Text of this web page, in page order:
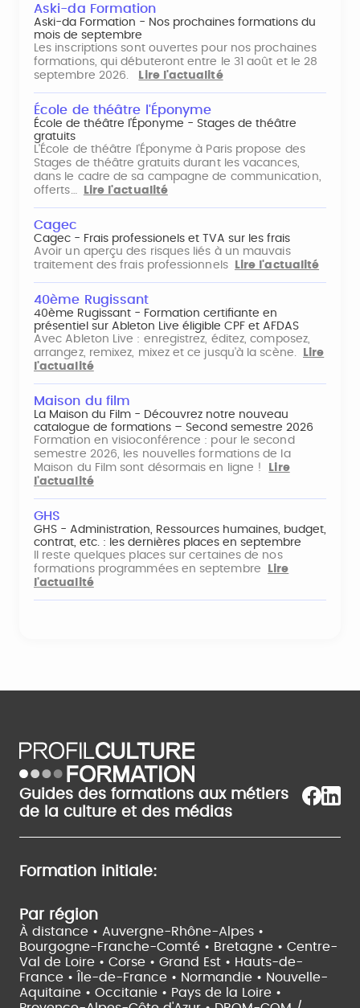
Aski-da Formation
Aski-da Formation - Nos prochaines formations du
mois de septembre
Les inscriptions sont ouvertes pour nos prochaines
formations, qui débuteront entre le 31 août et le 28
septembre 2026.
Lire l'actualité
École de théâtre l'Éponyme
École de théâtre l'Éponyme - Stages de théâtre
gratuits
L'École de théâtre l'Éponyme à Paris propose des
Stages de théâtre gratuits durant les vacances,
dans le cadre de sa campagne de communication,
offerts…
Lire l'actualité
Cagec
Cagec - Frais professionels et TVA sur les frais
Avoir un aperçu des risques liés à un mauvais
traitement des frais professionnels
Lire l'actualité
40ème Rugissant
40ème Rugissant - Formation certifiante en
présentiel sur Ableton Live éligible CPF et AFDAS
Avec Ableton Live : enregistrez, éditez, composez,
arrangez, remixez, mixez et ce jusqu'à la scène.
Lire
l'actualité
Maison du film
La Maison du Film - Découvrez notre nouveau
catalogue de formations – Second semestre 2026
Formation en visioconférence : pour le second
semestre 2026, les nouvelles formations de la
Maison du Film sont désormais en ligne !
Lire
l'actualité
GHS
GHS - Administration, Ressources humaines, budget,
contrat, etc. : les dernières places en septembre
Il reste quelques places sur certaines de nos
formations programmées en septembre
Lire
l'actualité
Guides des formations aux métiers
de la culture et des médias
Formation initiale:
Par région
À distance • Auvergne-Rhône-Alpes •
Bourgogne-Franche-Comté • Bretagne • Centre-
Val de Loire • Corse • Grand Est • Hauts-de-
France •
Île-de-France • Normandie • Nouvelle-
Aquitaine • Occitanie • Pays de la Loire •